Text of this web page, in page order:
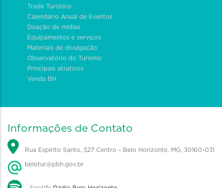
Trade Turístico
Calendário Anual de Eventos
Doação de mídias
Equipamentos e serviços
Materiais de divulgação
Observatório do Turismo
Principais atrativos
Venda BH
Informações de Contato
Rua Espírito Santo, 527 Centro - Belo Horizonte, MG, 30160-031
belotur@pbh.gov.br